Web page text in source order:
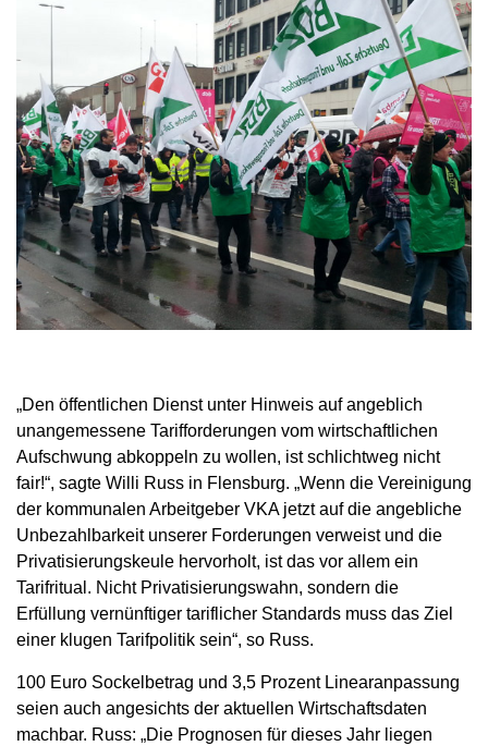
„Den öffentlichen Dienst unter Hinweis auf angeblich
unangemessene Tarifforderungen vom wirtschaftlichen
Aufschwung abkoppeln zu wollen, ist schlichtweg nicht
fair!“, sagte Willi Russ in Flensburg. „Wenn die Vereinigung
der kommunalen Arbeitgeber VKA jetzt auf die angebliche
Unbezahlbarkeit unserer Forderungen verweist und die
Privatisierungskeule hervorholt, ist das vor allem ein
Tarifritual. Nicht Privatisierungswahn, sondern die
Erfüllung vernünftiger tariflicher Standards muss das Ziel
einer klugen Tarifpolitik sein“, so Russ.
100 Euro Sockelbetrag und 3,5 Prozent Linearanpassung
seien auch angesichts der aktuellen Wirtschaftsdaten
machbar. Russ: „Die Prognosen für dieses Jahr liegen